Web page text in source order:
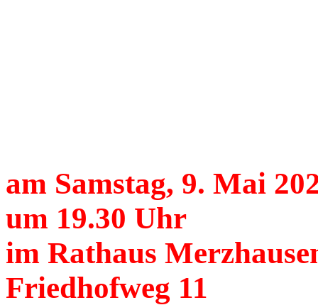
am Samstag, 9. Mai
um 19.30 Uhr
im Rathaus
Friedhofweg 11